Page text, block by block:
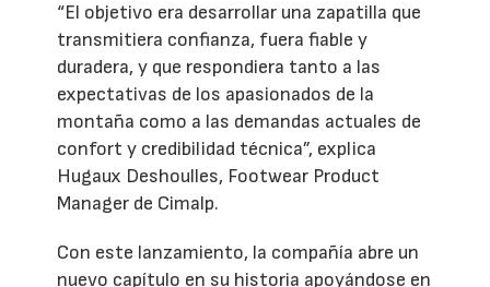
“El objetivo era desarrollar una zapatilla que
transmitiera confianza, fuera fiable y
duradera, y que respondiera tanto a las
expectativas de los apasionados de la
montaña como a las demandas actuales de
confort y credibilidad técnica”, explica
Hugaux Deshoulles, Footwear Product
Manager de Cimalp.
Con este lanzamiento, la compañía abre un
nuevo capítulo en su historia apoyándose en